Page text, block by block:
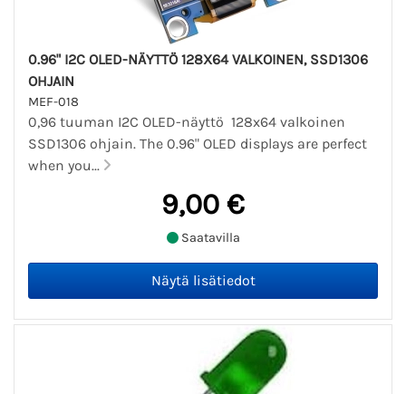
0.96" I2C OLED-NÄYTTÖ 128X64 VALKOINEN, SSD1306
OHJAIN
MEF-018
0,96 tuuman I2C OLED-näyttö 128x64 valkoinen
SSD1306 ohjain. The 0.96" OLED displays are perfect
when you...
9,00 €
Saatavilla